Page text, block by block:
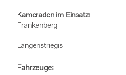
Kameraden im Einsatz:
13
Frankenberg
4
Langenstriegis
Fahrzeuge: